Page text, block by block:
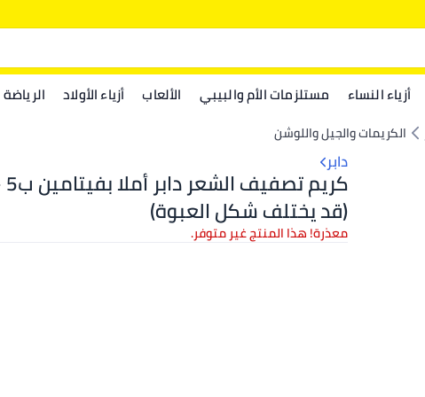
أزياء النساء مستلزمات الأم والبيبي الألعاب أزياء الأولاد الرياضة
الكريمات والجيل واللوشن
دابر
(قد يختلف شكل العبوة)
معذرة! هذا المنتج غير متوفر.